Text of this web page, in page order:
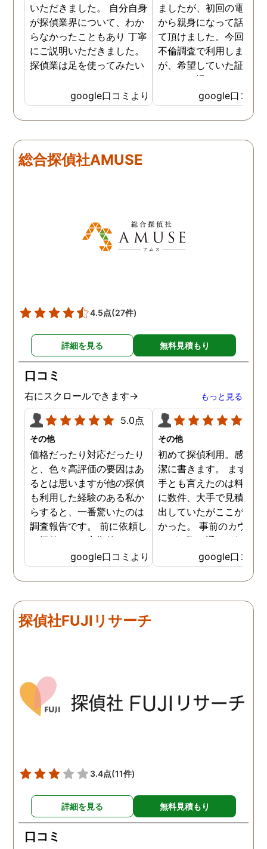
いただきました。 自分自身
が探偵業界について、わか
らなかったこともあり 丁寧
にご説明いただきました。
探偵業は足を使ってみたい
SNSなどの知識も豊富で、
色んな視点から対応されて
います。 他の口コミにもあ
金が安く明確で親身になっ
て対応いただける探偵さん
google口コミより
ましたが、初回の電話相
から親身になって話を聞
て頂けました。今回、夫
不倫調査で利用しました
が、希望していた証拠を
っかりと撮ってもらうこ
が出来ました。調査中も
動きがある度に細かく報
してくださり、安心しま
読めない中、柔軟に対応
す。
google口コミ
総合探偵社AMUSE
4.5点(27件)
詳細を見る 無料見積もり
口コミ
右にスクロールできます→ もっと見る
5.0点
その他
価格だったり対応だったり
と、色々高評価の要因はあ
るとは思いますが他の探偵
も利用した経験のある私か
らすると、一番驚いたのは
調査報告です。 前に依頼し
た探偵では、定期的にまと
めて報告がくる為なかなか
実際の現状を把握するのが
難しかったですが、ここは
来ていました。 担当の人も
丁寧で報告内容もわかりや
google口コミより
その他
初めて探偵利用。感想を
潔に書きます。 まず、
手とも言えたのは料金。
に数件、大手で見積もり
出していたがここが一番
かった。 事前のカウン
ングの際の通りの価格で
途中での追加料金なども
く安心してお任せできた
由のひとつ。 かと言っ
く、むしろ期待以上に細
google口コミ
探偵社FUJIリサーチ
3.4点(11件)
詳細を見る 無料見積もり
口コミ